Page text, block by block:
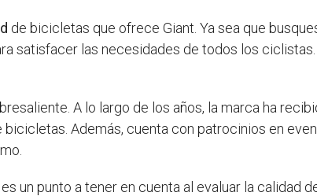
de bicicletas que ofrece Giant. Ya sea que
satisfacer las necesidades de todos los
A lo largo de los años, la marca ha
Además, cuenta con patrocinios en
es un punto a tener en cuenta al evaluar la calidad